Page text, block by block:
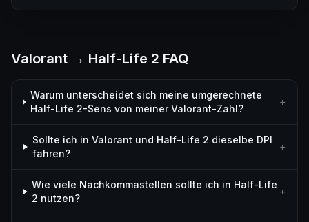
Valorant → Half-Life 2 FAQ
Warum unterscheidet sich meine umgerechnete
Half-Life 2-Sens von meiner Valorant-Zahl?
+
Sollte ich in Valorant und Half-Life 2 dieselbe DPI
fahren?
+
Wie viele Nachkommastellen sollte ich in Half-Life
2 nutzen?
+